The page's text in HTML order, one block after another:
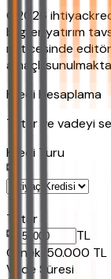
©2026
bilgiler yatırım
neticesinde editör
amaçlı
Kredi Hesaplama
Tutar ve vadeyi
Kredi Turu
Tutar
TL
Ornek: 50.000 TL
Vade Süresi